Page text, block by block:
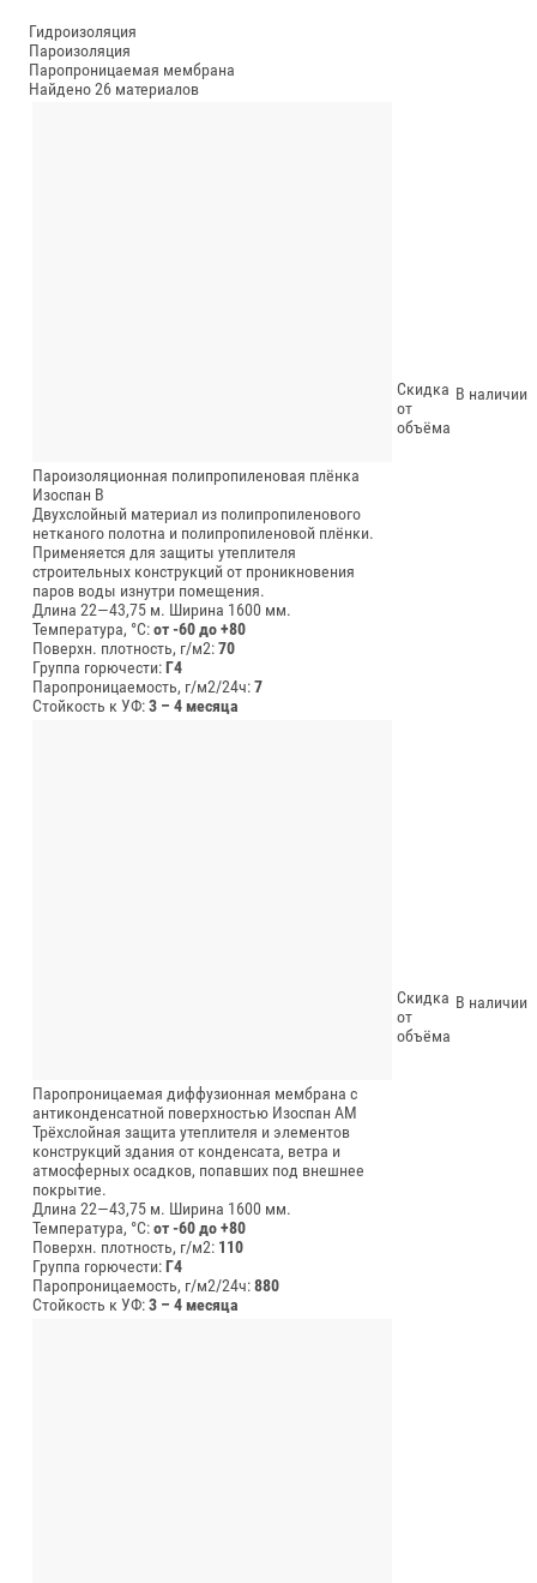
Гидроизоляция
Пароизоляция
Паропроницаемая мембрана
Найдено 26 материалов
Пароизоляционная полипропиленовая плёнка
Изоспан В
Двухслойный материал из полипропиленового
нетканого полотна и полипропиленовой плёнки.
Применяется для защиты утеплителя
строительных конструкций от проникновения
паров воды изнутри помещения.
Длина 22—43,75 м. Ширина 1600 мм.
Температура, °C:от -60 до +80
Поверхн. плотность, г/м2:70
Группа горючести:Г4
Паропроницаемость, г/м2/24ч:7
Стойкость к УФ:3 – 4 месяца
Скидка
от
объёма
В наличии
Паропроницаемая диффузионная мембрана с
антиконденсатной поверхностью Изоспан АМ
Трёхслойная защита утеплителя и элементов
конструкций здания от конденсата, ветра и
атмосферных осадков, попавших под внешнее
покрытие.
Длина 22—43,75 м. Ширина 1600 мм.
Температура, °C:от -60 до +80
Поверхн. плотность, г/м2: 110
Группа горючести:Г4
Паропроницаемость, г/м2/24ч:880
Стойкость к УФ:3 – 4 месяца
Скидка
от
объёма
В наличии